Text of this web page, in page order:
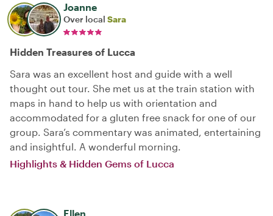
Joanne
Over local Sara
Hidden Treasures of Lucca
Sara was an excellent host and guide with a well
thought out tour. She met us at the train station with
maps in hand to help us with orientation and
accommodated for a gluten free snack for one of our
group. Sara’s commentary was animated, entertaining
and insightful. A wonderful morning.
Highlights & Hidden Gems of Lucca
Ellen